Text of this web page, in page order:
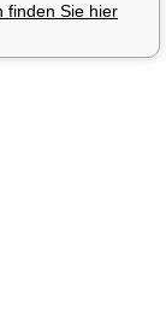
finden Sie hier